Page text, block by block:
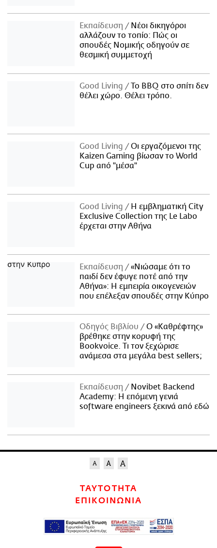
Εκπαίδευση
Νέοι δικηγόροι
αλλάζουν το τοπίο: Πώς οι
σπουδές Νομικής οδηγούν σε
θεσμική συμμετοχή
Good Living
Το BBQ στο σπίτι δεν
θέλει χώρο. Θέλει τρόπο.
Good Living
Οι εργαζόμενοι της
Kaizen Gaming βίωσαν το World
Cup από "μέσα"
Good Living
Η εμβληματική City
Exclusive Collection της Le Labo
έρχεται στην Αθήνα
Εκπαίδευση
«Νιώσαμε ότι το
παιδί δεν έφυγε ποτέ από την
Αθήνα»: Η εμπειρία οικογενειών
που επέλεξαν σπουδές στην Κύπρο
Οδηγός Βιβλίου
Ο «Καθρέφτης»
βρέθηκε στην κορυφή της
Bookvoice. Τι τον ξεχώρισε
ανάμεσα στα μεγάλα best sellers;
Εκπαίδευση
Novibet Backend
Academy: Η επόμενη γενιά
software engineers ξεκινά από εδώ
ΤΑΥΤΟΤΗΤΑ
ΕΠΙΚΟΙΝΩΝΙΑ